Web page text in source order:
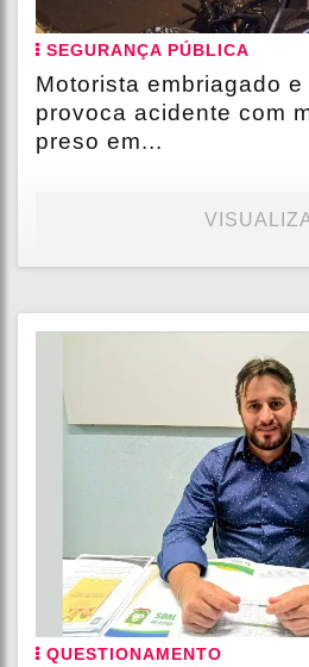
SEGURANÇA PÚBLICA
Motorista embriagado e
provoca acidente com
preso em...
QUESTIONAMENTO